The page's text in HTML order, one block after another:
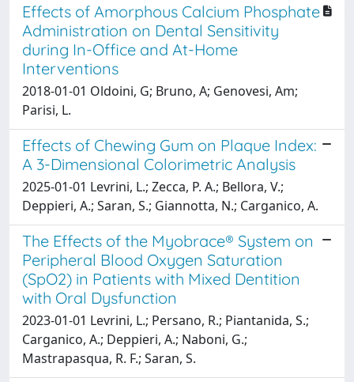
Effects of Amorphous Calcium Phosphate
Administration on Dental Sensitivity
during In-Office and At-Home
Interventions
2018-01-01 Oldoini, G; Bruno, A; Genovesi, Am;
Parisi, L.
Effects of Chewing Gum on Plaque Index:
A 3-Dimensional Colorimetric Analysis
2025-01-01 Levrini, L.; Zecca, P. A.; Bellora, V.;
Deppieri, A.; Saran, S.; Giannotta, N.; Carganico, A.
The Effects of the Myobrace® System on
Peripheral Blood Oxygen Saturation
(SpO2) in Patients with Mixed Dentition
with Oral Dysfunction
2023-01-01 Levrini, L.; Persano, R.; Piantanida, S.;
Carganico, A.; Deppieri, A.; Naboni, G.;
Mastrapasqua, R. F.; Saran, S.